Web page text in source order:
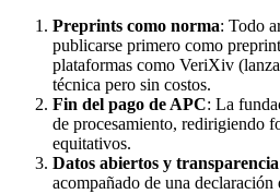
Preprints como norma: Todo
publicarse primero como
plataformas como VeriXiv
técnica pero sin costos.
Fin del pago de APC: La
de procesamiento, redirigiendo
equitativos.
Datos abiertos y transparencia
acompañado de una